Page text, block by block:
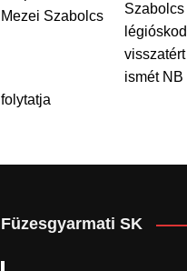
ismét NB
folytatja
Füzesgyarmati SK